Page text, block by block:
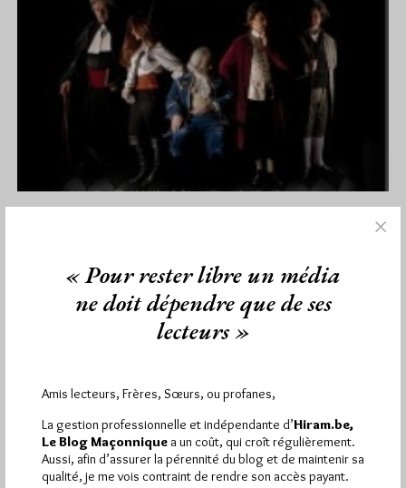
L’Affaire Anderson, presque ‘sold out’
Dimanche 3/06/12
Lu 208 fois
Plus de places pour les représentations de L'Affaire Anderson...
sauf pour la représentation du 16 juin 2012 dans les locaux…
Hier vendredi 7 août 2026, Hiram.be a reçu1 864
visiteset3 133 pagesont été lues (Source :
« Pour rester libre un média
ne doit dépendre que de ses
lecteurs »
Amis lecteurs, Frères, Sœurs, ou profanes,
La gestion professionnelle et indépendante d’Hiram.be,
Le Blog Maçonnique a un coût, qui croît régulièrement.
Aussi, afin d’assurer la pérennité du blog et de maintenir sa
qualité, je me vois contraint de rendre son accès payant.